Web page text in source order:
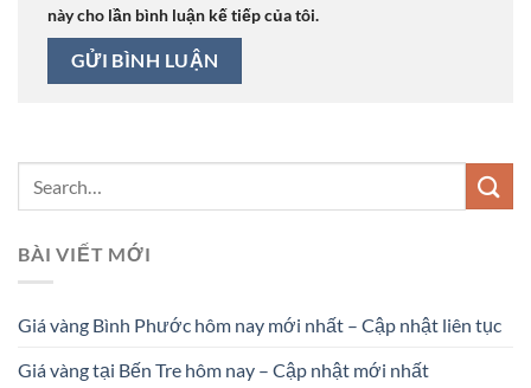
này cho lần bình luận kế tiếp của tôi.
BÀI VIẾT MỚI
Giá vàng Bình Phước hôm nay mới nhất – Cập nhật liên tục
Giá vàng tại Bến Tre hôm nay – Cập nhật mới nhất